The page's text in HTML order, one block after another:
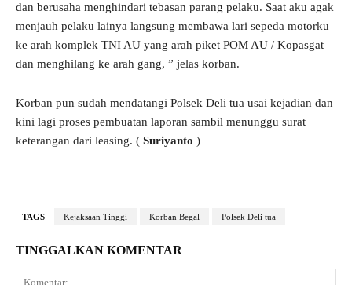
dan berusaha menghindari tebasan parang pelaku. Saat aku agak
menjauh pelaku lainya langsung membawa lari sepeda motorku
ke arah komplek TNI AU yang arah piket POM AU / Kopasgat
dan menghilang ke arah gang, ” jelas korban.
Korban pun sudah mendatangi Polsek Deli tua usai kejadian dan
kini lagi proses pembuatan laporan sambil menunggu surat
keterangan dari leasing. ( Suriyanto )
TAGS Kejaksaan Tinggi Korban Begal Polsek Deli tua
TINGGALKAN KOMENTAR